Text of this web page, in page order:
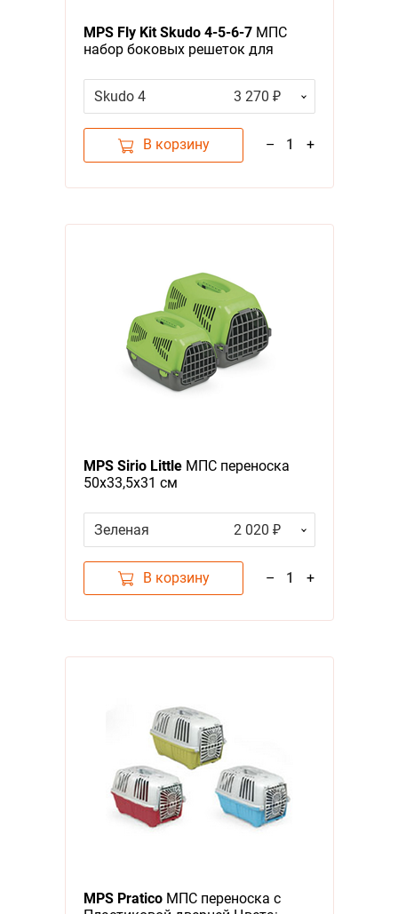
MPS Fly Kit Skudo 4-5-6-7МПС
набор боковых решеток для
Skudo 4
3 270 ₽
В корзину – 1 +
MPS Sirio LittleМПС переноска
50х33,5х31 см
Зеленая 2 020 ₽
В корзину – 1 +
MPS PraticoМПС переноска с